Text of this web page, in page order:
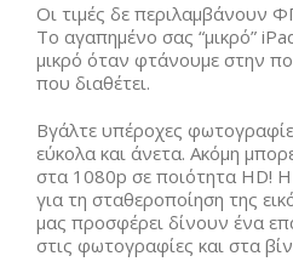
Οι τιμές δε περιλαμβάνουν
Το αγαπημένο σας “μικρό”
μικρό όταν φτάνουμε στην
που διαθέτει.
Βγάλτε υπέροχες
εύκολα και άνετα. Ακόμη
στα 1080p σε ποιότητα HD!
για τη σταθεροποίηση της
μας προσφέρει δίνουν ένα
στις φωτογραφίες και στα